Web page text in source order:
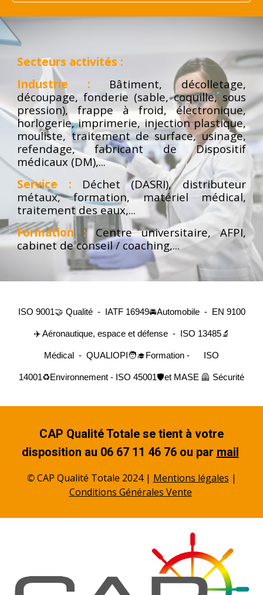
Secteurs activités :
Industrie :
Bâtiment, décolletage,
découpage, fonderie (sable, coquille, sous
pression), frappe à froid, électronique,
horlogerie, imprimerie, injection plastique,
mouliste, traitement de surface, usinage,
refendage, fabricant de Dispositif
médicaux (DM),...
Service : Déchet (DASRI), distributeur
métaux, formation, matériel médical,
traitement des eaux,...
Formation :
Centre universitaire, AFPI,
cabinet de conseil / coaching,...
ISO 9001🤝 Qualité - IATF 16949🚘Automobile - EN 9100
✈️ Aéronautique, espace et défense - ISO 13485🔬
Médical - QUALIOPI🧑‍🎓Formation - ISO
14001♻️Environnement - ISO 45001🛡️et MASE 🦺 Sécurité
CAP Qualité Totale se tient à votre
disposition au 06 67 11 46 76 ou par mail
©CAP Qualité Totale 2024 | Mentions légales |
Conditions Générales Vente